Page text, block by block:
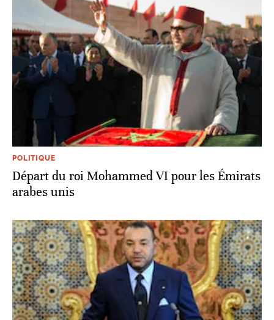
POLITIQUE
Départ du roi Mohammed VI pour les Émirats
arabes unis